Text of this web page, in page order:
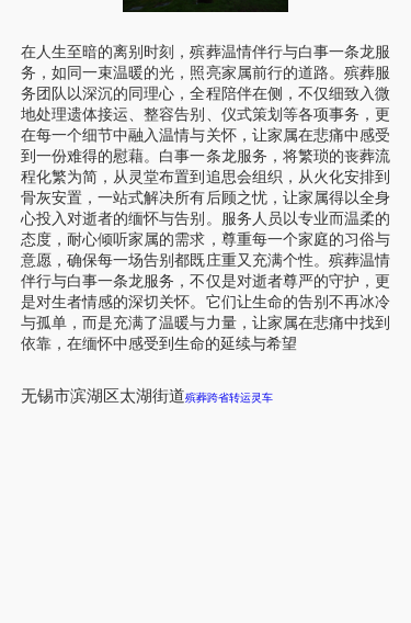
在人生至暗的离别时刻，殡葬温情伴行与白事一条龙服
务，如同一束温暖的光，照亮家属前行的道路。殡葬服
务团队以深沉的同理心，全程陪伴在侧，不仅细致入微
地处理遗体接运、整容告别、仪式策划等各项事务，更
在每一个细节中融入温情与关怀，让家属在悲痛中感受
到一份难得的慰藉。白事一条龙服务，将繁琐的丧葬流
程化繁为简，从灵堂布置到追思会组织，从火化安排到
骨灰安置，一站式解决所有后顾之忧，让家属得以全身
心投入对逝者的缅怀与告别。服务人员以专业而温柔的
态度，耐心倾听家属的需求，尊重每一个家庭的习俗与
意愿，确保每一场告别都既庄重又充满个性。殡葬温情
伴行与白事一条龙服务，不仅是对逝者尊严的守护，更
是对生者情感的深切关怀。它们让生命的告别不再冰冷
与孤单，而是充满了温暖与力量，让家属在悲痛中找到
依靠，在缅怀中感受到生命的延续与希望
无锡市滨湖区太湖街道殡葬跨省转运灵车